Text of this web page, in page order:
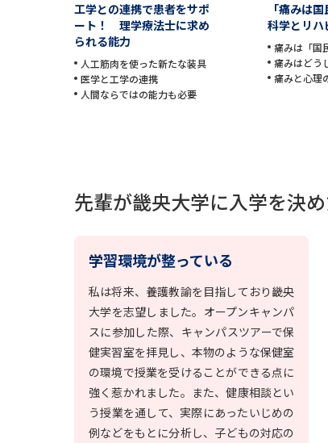
工学との連携で患者をサポ
ート！ 理学療法士に求め
られる能力
人工筋肉を使った新たな装具
医学と工学の連携
人間ならではの能力も必要
「痛みは
科学とリハ
痛みは「国
痛みはどう
痛みと心理
先輩が畿央大学に入学を決
学習環境が整っている
私は将来、養護教諭を目指しており畿央
大学を志望しました。オープンキャンパ
スに参加した際、キャンパスツアーで保
健実習室を拝見し、本物のような保健室
の環境で授業を受けることができる点に
強く惹かれました。また、健康相談とい
う授業を通して、実際にあったいじめの
例などをもとに分析し、子どもの対応の